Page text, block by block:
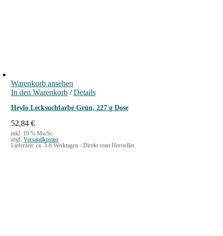
Warenkorb ansehen
In den Warenkorb / Details
Heylo Lecksuchfarbe Grün, 227 g Dose
52,84 €
inkl. 19 % MwSt.
zzgl. Versandkosten
Lieferzeit: ca. 3-6 Werktagen - Direkt vom Hersteller